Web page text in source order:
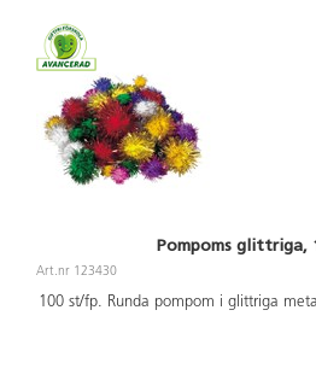
Pompoms glittriga,
Art.nr 123430
100 st/fp. Runda pompom i glittriga